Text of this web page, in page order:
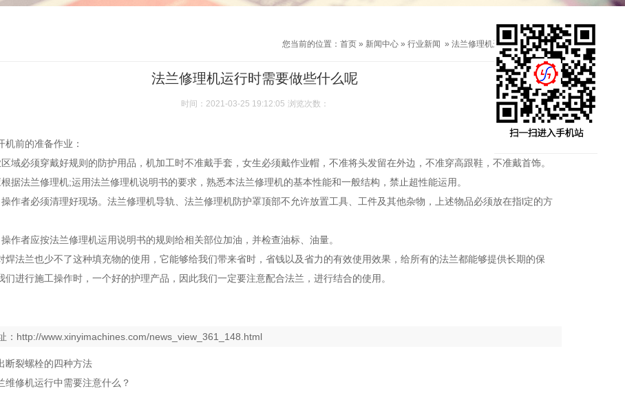
您当前的位置： 首页 » 新闻中心 » 行业新闻 » 法兰修理机运行时需要做些什么呢
法兰修理机运行时需要做些什么呢
时间：2021-03-25 19:12:05 浏览次数：
机前的准备作业：
域必须穿戴好规则的防护用品，机加工时不准戴手套，女生必须戴作业帽，不准将头发留在外边，不准穿高跟鞋，不准戴首饰。
据法兰修理机;运用法兰修理机说明书的要求，熟悉本法兰修理机的基本性能和一般结构，禁止超性能运用。
作者必须清理好现场。法兰修理机导轨、法兰修理机防护罩顶部不允许放置工具、工件及其他杂物，上述物品必须放在指l定的方
作者应按法兰修理机运用说明书的规则给相关部位加油，并检查油标、油量。
焊法兰也少不了这种填充物的使用，它能够给我们带来省时，省钱以及省力的有效使用效果，给所有的法兰都能够提供长期的保
们进行施工操作时，一个好的护理产品，因此我们一定要注意配合法兰，进行结合的使用。
： http://www.xinyimachines.com/news_view_361_148.html
断裂螺栓的四种方法
维修机运行中需要注意什么？